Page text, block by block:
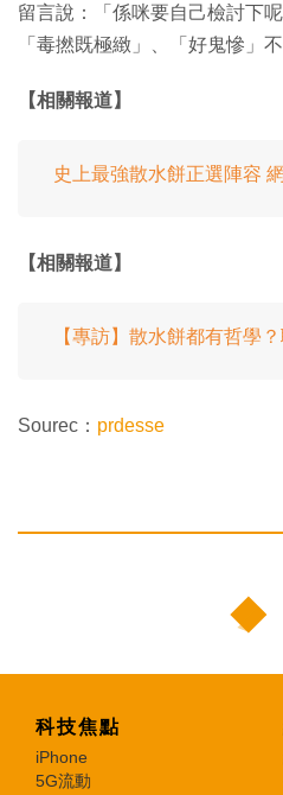
留言說：「係咪要自己檢討下
「毒撚既極緻」、「好鬼慘」
【相關報道】
史上最強散水餅正選陣容
【相關報道】
【專訪】散水餅都有哲學
Sourec： prdesse
科技焦點
iPhone
5G流動